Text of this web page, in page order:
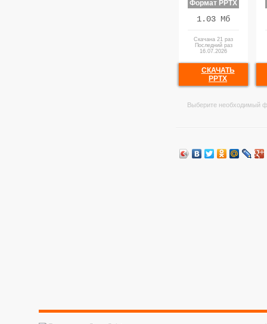
Формат PPTX
1.03 Мб
Скачана 21 раз
Последний раз
16.07.2026
СКАЧАТЬ
PPTX
Выберите необходимый